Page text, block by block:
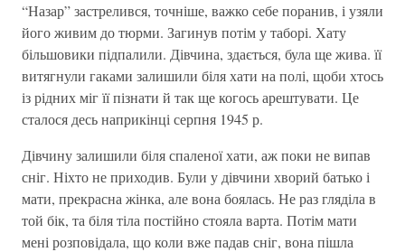
“Назар” застрелився, точніше, важко себе поранив, і узяли
його живим до тюрми. Загинув потім у таборі. Хату
більшовики підпалили. Дівчина, здається, була ще жива. її
витягнули гаками залишили біля хати на полі, щоби хтось
із рідних міг її пізнати й так ще когось арештувати. Це
сталося десь наприкінці серпня 1945 р.
Дівчину залишили біля спаленої хати, аж поки не випав
сніг. Ніхто не приходив. Були у дівчини хворий батько і
мати, прекрасна жінка, але вона боялась. Не раз гляділа в
той бік, та біля тіла постійно стояла варта. Потім мати
мені розповідала, що коли вже падав сніг, вона пішла